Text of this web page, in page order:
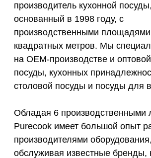
производитель кухонной посуды,
основанный в 1998 году, с
производственными
квадратных метров. Мы
на OEM-производстве и
посуды, кухонных
столовой посуды и посуды для
Обладая 6 производственными
Purecook имеет большой опыт
производителями оборудования,
обслуживая известные бренды,